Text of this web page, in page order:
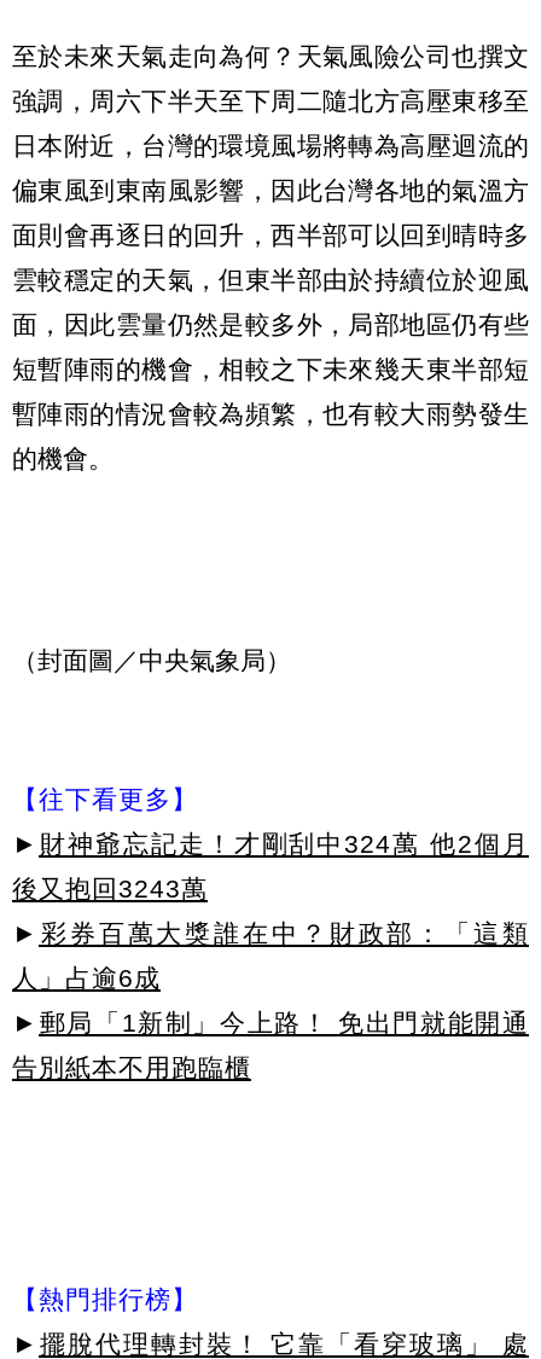
至於未來天氣走向為何？天氣風險公司也撰文
強調，周六下半天至下周二隨北方高壓東移至
日本附近，台灣的環境風場將轉為高壓迴流的
偏東風到東南風影響，因此台灣各地的氣溫方
面則會再逐日的回升，西半部可以回到晴時多
雲較穩定的天氣，但東半部由於持續位於迎風
面，因此雲量仍然是較多外，局部地區仍有些
短暫陣雨的機會，相較之下未來幾天東半部短
暫陣雨的情況會較為頻繁，也有較大雨勢發生
的機會。
（封面圖／中央氣象局）
【往下看更多】
► 財神爺忘記走！才剛刮中324萬 他2個月
後又抱回3243萬
► 彩券百萬大獎誰在中？財政部：「這類
人」占逾6成
► 郵局「1新制」今上路！ 免出門就能開通
告別紙本不用跑臨櫃
【熱門排行榜】
► 擺脫代理轉封裝！ 它靠「看穿玻璃」 處